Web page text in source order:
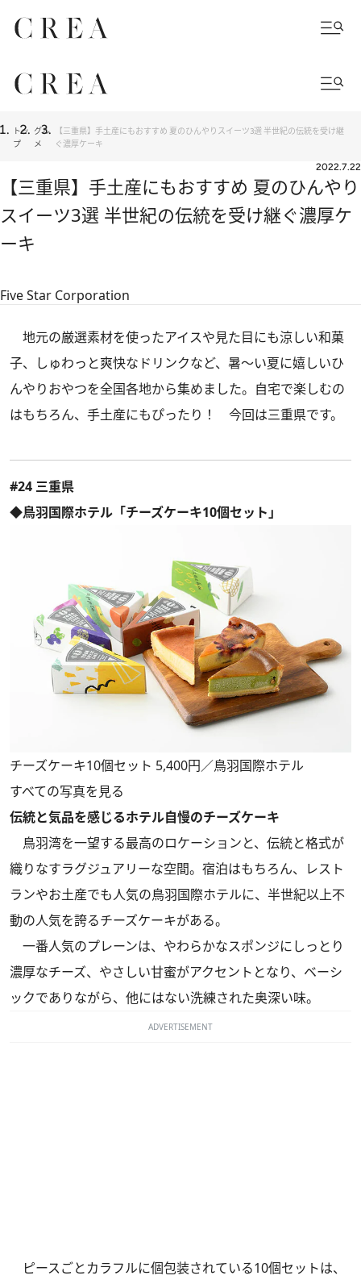
トッ
プ
グル
メ
【三重県】手土産にもおすすめ 夏のひんやりスイーツ3選 半世紀の伝統を受け継
ぐ濃厚ケーキ
2022.7.22
【三重県】手土産にもおすすめ 夏のひんやり
スイーツ3選 半世紀の伝統を受け継ぐ濃厚ケ
ーキ
Five Star Corporation
地元の厳選素材を使ったアイスや見た目にも涼しい和菓
子、しゅわっと爽快なドリンクなど、暑～い夏に嬉しいひ
んやりおやつを全国各地から集めました。自宅で楽しむの
はもちろん、手土産にもぴったり！ 今回は三重県です。
#24 三重県
◆鳥羽国際ホテル「チーズケーキ10個セット」
チーズケーキ10個セット 5,400円／鳥羽国際ホテル
すべての写真を見る
伝統と気品を感じるホテル自慢のチーズケーキ
鳥羽湾を一望する最高のロケーションと、伝統と格式が
織りなすラグジュアリーな空間。宿泊はもちろん、レスト
ランやお土産でも人気の鳥羽国際ホテルに、半世紀以上不
動の人気を誇るチーズケーキがある。
一番人気のプレーンは、やわらかなスポンジにしっとり
濃厚なチーズ、やさしい甘蜜がアクセントとなり、ベーシ
ックでありながら、他にはない洗練された奥深い味。
ADVERTISEMENT
ピースごとカラフルに個包装されている10個セットは、